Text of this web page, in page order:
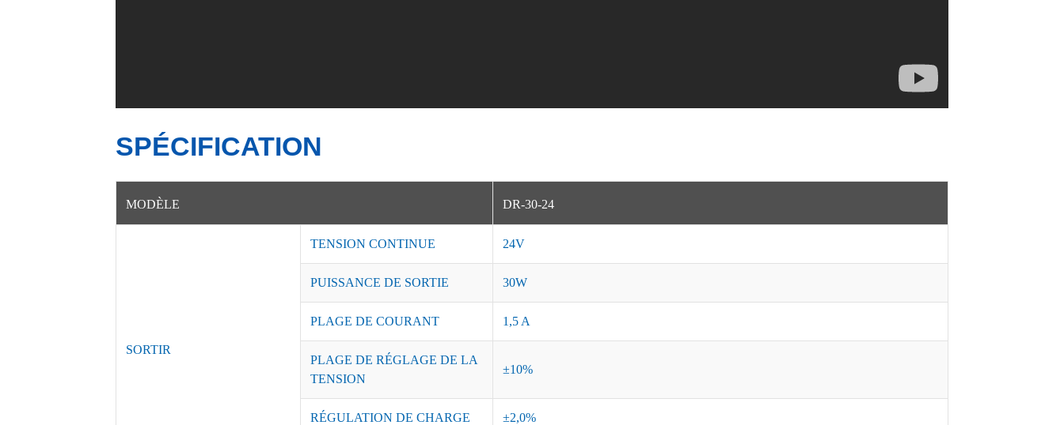
SPÉCIFICATION
MODÈLE DR-30-24
SORTIR
TENSION CONTINUE 24V
PUISSANCE DE SORTIE 30W
PLAGE DE COURANT 1,5 A
PLAGE DE RÉGLAGE DE LA
TENSION
±10%
RÉGULATION DE CHARGE ±2,0%